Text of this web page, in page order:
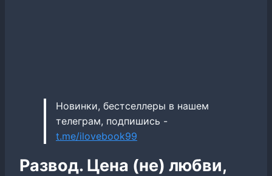
Новинки, бестселлеры в нашем
телеграм, подпишись -
t.me/ilovebook99
Развод. Цена (не) любви,